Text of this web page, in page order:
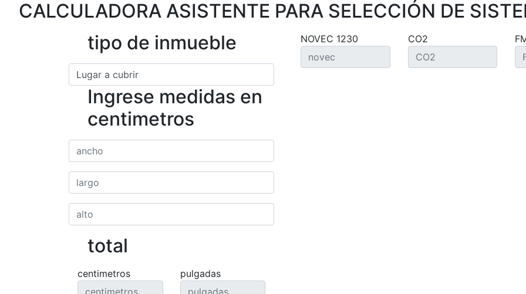
CALCULADORA ASISTENTE PARA SELECCIÓN DE
tipo de inmueble
Ingrese medidas en
centimetros
total
centimetros pulgadas
NOVEC 1230 CO2